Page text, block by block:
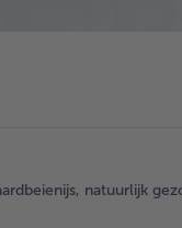
natuurlijk